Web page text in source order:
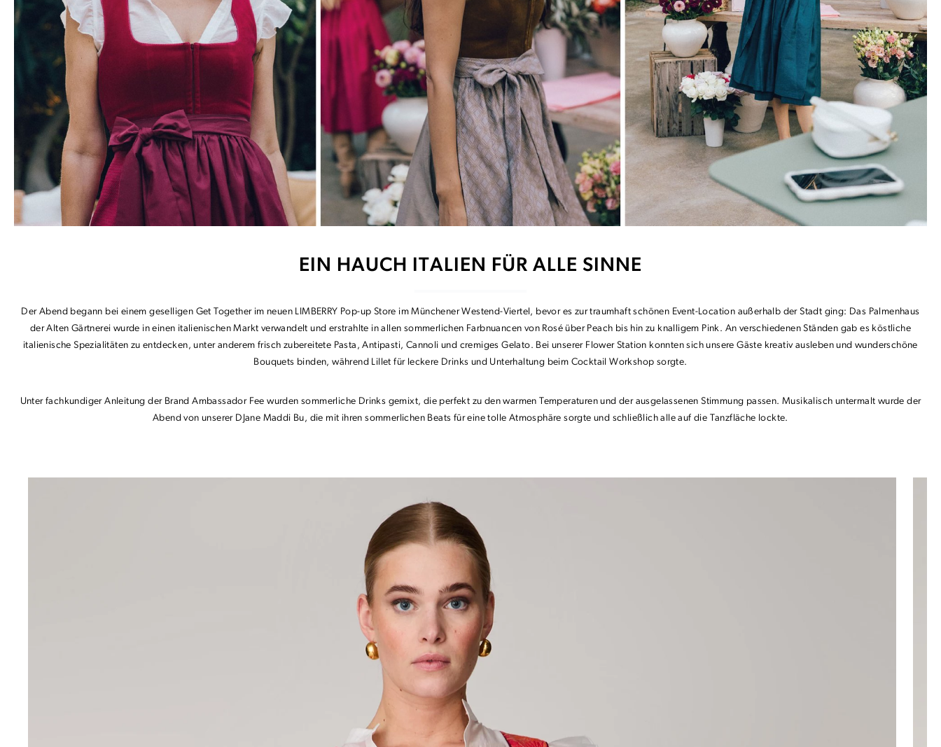
EIN HAUCH ITALIEN FÜR ALLE SINNE
Der Abend begann bei einem geselligen Get Together im neuen LIMBERRY Pop-up Store im Münchener Westend-Viertel, bevor es zur traumhaft schönen Event-Location außerhalb der Stadt ging: Das Palmenhaus
der Alten Gärtnerei wurde in einen italienischen Markt verwandelt und erstrahlte in allen sommerlichen Farbnuancen von Rosé über Peach bis hin zu knalligem Pink. An verschiedenen Ständen gab es köstliche
italienische Spezialitäten zu entdecken, unter anderem frisch zubereitete Pasta, Antipasti, Cannoli und cremiges Gelato. Bei unserer Flower Station konnten sich unsere Gäste kreativ ausleben und wunderschöne
Bouquets binden, während Lillet für leckere Drinks und Unterhaltung beim Cocktail Workshop sorgte.
Unter fachkundiger Anleitung der Brand Ambassador Fee wurden sommerliche Drinks gemixt, die perfekt zu den warmen Temperaturen und der ausgelassenen Stimmung passen. Musikalisch untermalt wurde der
Abend von unserer DJane Maddi Bu, die mit ihren sommerlichen Beats für eine tolle Atmosphäre sorgte und schließlich alle auf die Tanzfläche lockte.